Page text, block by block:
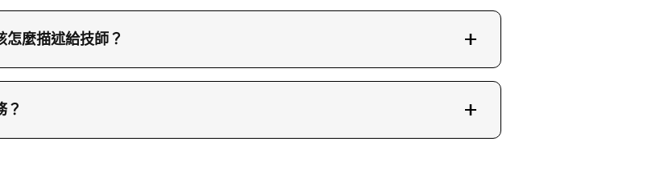
的門鎖掣問題需要更換損壞的門鎖掣。專業技師會先檢查門鎖掣的狀
鎖掣進行更換，確保更換後門鎖掣能正常運作，洗衣機亦能再次啟
麼描述給技師？
確的洗衣機型號，例如Whirlpool惠而浦洗衣機。你可以拍攝門鎖掣問
題所在，並提供準確的維修方案。
？